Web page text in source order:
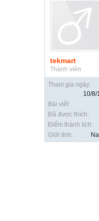
tekmart
Thành viên
Tham gia ngày:
10/8/
Bài viết:
Đã được thích:
Điểm thành tích:
Giới tính: